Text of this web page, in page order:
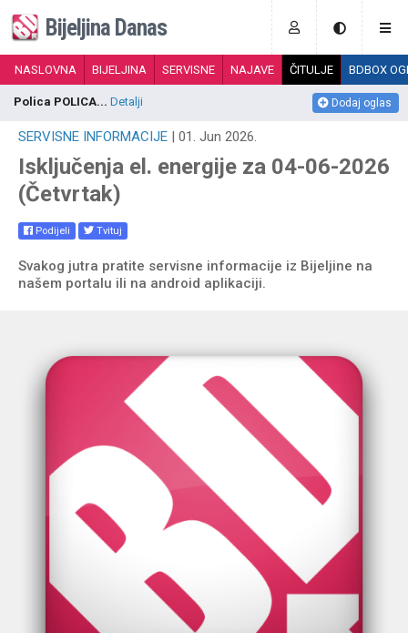
Bijeljina Danas
NASLOVNA BIJELJINA SERVISNE NAJAVE ČITULJE BDBOX
Dodaj oglas
Polica POLICA... Detalji
SERVISNE INFORMACIJE | 01. Jun 2026.
Isključenja el. energije za 04-06-2026
(Četvrtak)
Podijeli Tvituj
Svakog jutra pratite servisne informacije iz Bijeljine na
našem portalu ili na android aplikaciji.